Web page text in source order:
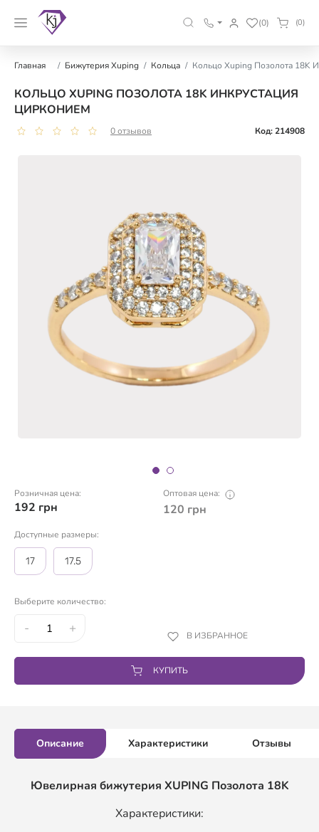
(0) (0)
Главная Бижутерия Xuping Кольца Кольцо Xuping Позолота 18K
КОЛЬЦО XUPING ПОЗОЛОТА 18K ИНКРУСТАЦИЯ
ЦИРКОНИЕМ
0 отзывов Код: 214908
Розничная цена:
192 грн
Оптовая цена:
120 грн
Доступные размеры:
17 17.5
Выберите количество:
- + В ИЗБРАННОЕ
КУПИТЬ
Описание Характеристики Отзывы
Ювелирная бижутерия XUPING Позолота 18K
Характеристики: